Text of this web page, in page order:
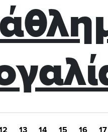
13 14 15 16 17